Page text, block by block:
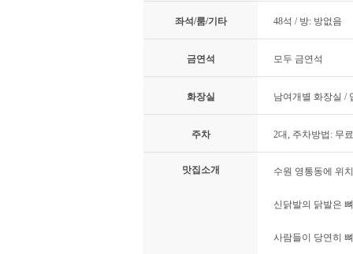
좌석/룸/기타 48석 / 방: 방없음
금연석 모두 금연석
화장실 남여개별 화장실 /
주차 2대, 주차방법: 무
맛집소개 수원 영통동에 위
신닭발의 닭발은
사람들이 당연히